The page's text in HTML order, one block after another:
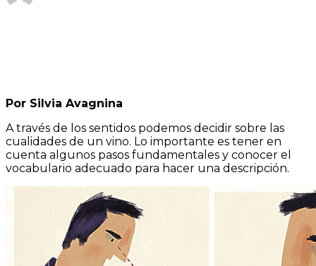
Por Silvia Avagnina
A través de los sentidos podemos decidir sobre las
cualidades de un vino. Lo importante es tener en
cuenta algunos pasos fundamentales y conocer el
vocabulario adecuado para hacer una descripción.